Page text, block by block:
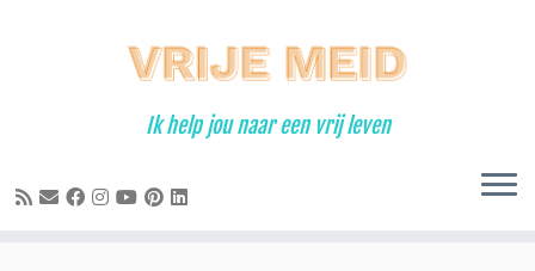
Ik help jou naar een vrij leven